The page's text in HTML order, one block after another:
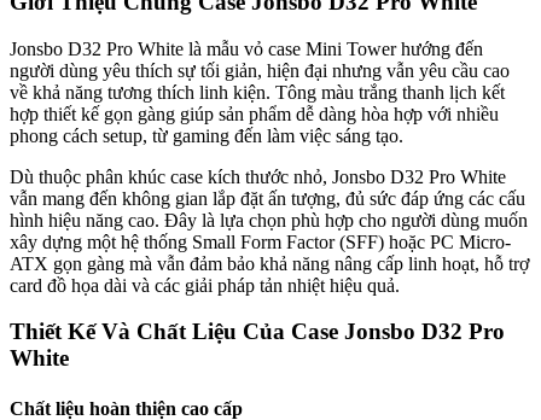
Jonsbo D32 Pro White là mẫu vỏ case Mini Tower hướng đến
người dùng yêu thích sự tối giản, hiện đại nhưng vẫn yêu cầu cao
về khả năng tương thích linh kiện. Tông màu trắng thanh lịch kết
hợp thiết kế gọn gàng giúp sản phẩm dễ dàng hòa hợp với nhiều
phong cách setup, từ gaming đến làm việc sáng tạo.
Dù thuộc phân khúc case kích thước nhỏ, Jonsbo D32 Pro White
vẫn mang đến không gian lắp đặt ấn tượng, đủ sức đáp ứng các cấu
hình hiệu năng cao. Đây là lựa chọn phù hợp cho người dùng muốn
xây dựng một hệ thống Small Form Factor (SFF) hoặc PC Micro-
ATX gọn gàng mà vẫn đảm bảo khả năng nâng cấp linh hoạt, hỗ trợ
card đồ họa dài và các giải pháp tản nhiệt hiệu quả.
Thiết Kế Và Chất Liệu Của Case Jonsbo D32 Pro
White
Chất liệu hoàn thiện cao cấp